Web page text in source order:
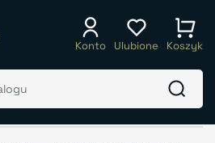
Konto Ulubione Koszyk